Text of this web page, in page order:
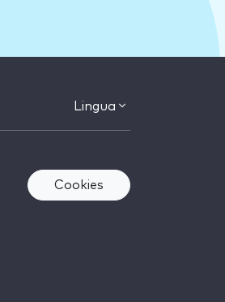
Lingua
Cookies